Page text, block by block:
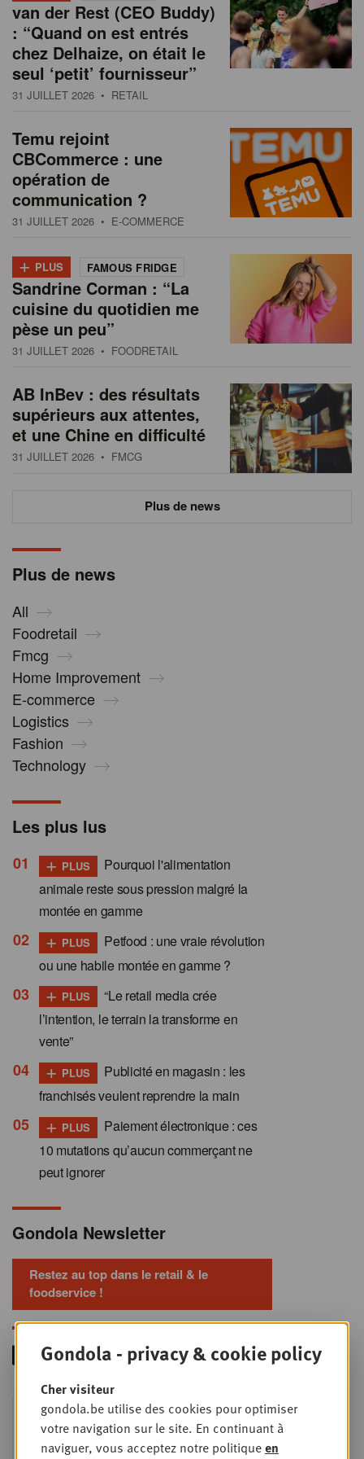
Plus de news
All
Foodretail
Fmcg
Home Improvement
E-commerce
Logistics
Fashion
Technology
van der Rest (CEO Buddy)
: “Quand on est entrés
chez Delhaize, on était le
seul ‘petit’ fournisseur”
31 JUILLET 2026 • RETAIL
Temu rejoint
CBCommerce : une
opération de
communication ?
31 JUILLET 2026 • E-COMMERCE
+ PLUS FAMOUS FRIDGE
Sandrine Corman : “La
cuisine du quotidien me
pèse un peu”
31 JUILLET 2026 • FOODRETAIL
AB InBev : des résultats
supérieurs aux attentes,
et une Chine en difficulté
31 JUILLET 2026 • FMCG
Plus de news
Les plus lus
+ PLUS
Pourquoi l'alimentation
animale reste sous pression malgré la
montée en gamme
+ PLUS
Petfood : une vraie révolution
ou une habile montée en gamme ?
+ PLUS
“Le retail media crée
l’intention, le terrain la transforme en
vente”
+ PLUS
Publicité en magasin : les
franchisés veulent reprendre la main
+ PLUS
Paiement électronique : ces
10 mutations qu’aucun commerçant ne
peut ignorer
Gondola Newsletter
Restez au top dans le retail & le
foodservice !
MER
9
SEPT
Foodservice - Joint
business planning
Intro to Negotiation: Succes aan de
Gondola - privacy & cookie policy
Cher visiteur
gondola.be utilise des cookies pour optimiser
votre navigation sur le site. En continuant à
naviguer, vous acceptez notre politiqueen